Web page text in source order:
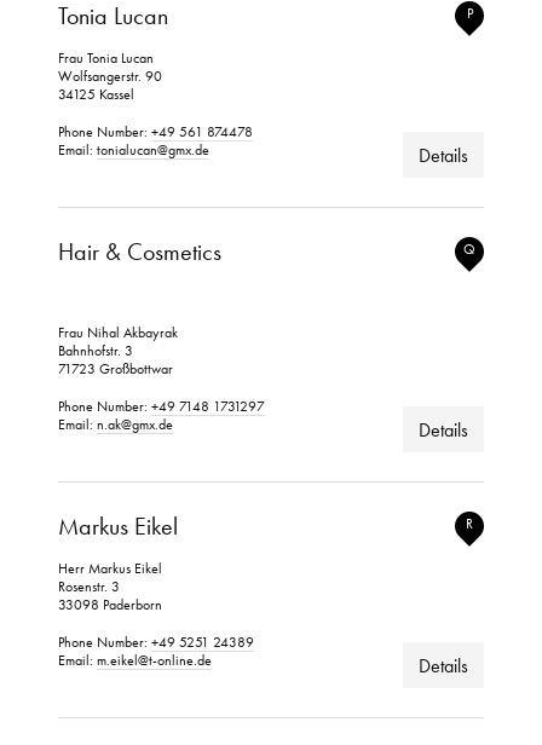
Tonia Lucan
Frau Tonia Lucan
Wolfsangerstr. 90
34125 Kassel
Phone Number: +49 561 874478
Email: tonialucan@gmx.de
P
Details
Hair & Cosmetics
Frau Nihal Akbayrak
Bahnhofstr. 3
71723 Großbottwar
Phone Number: +49 7148 1731297
Email: n.ak@gmx.de
Q
Details
Markus Eikel
Herr Markus Eikel
Rosenstr. 3
33098 Paderborn
Phone Number: +49 5251 24389
Email: m.eikel@t-online.de
R
Details